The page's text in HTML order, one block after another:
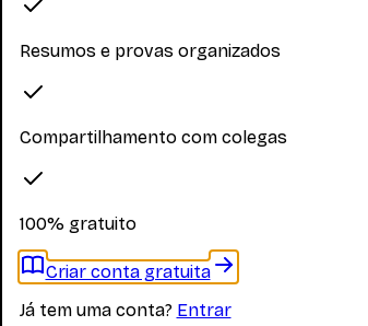
materiais específicos desta disciplina
Resumos e provas organizados
Compartilhamento com colegas
100% gratuito
Criar conta gratuita
Já tem uma conta? Entrar